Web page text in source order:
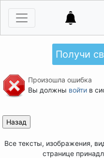
Получи
Произошла ошибка
Вы должны войтив
Все тексты, изображения,
странице